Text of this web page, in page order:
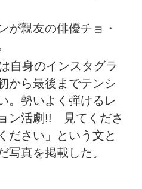
が親友の俳優チョ・
自身のインスタグラ
から最後までテンシ
。勢いよく弾けるレ
ン活劇!! 見てくださ
ださい」という文と
写真を掲載した。